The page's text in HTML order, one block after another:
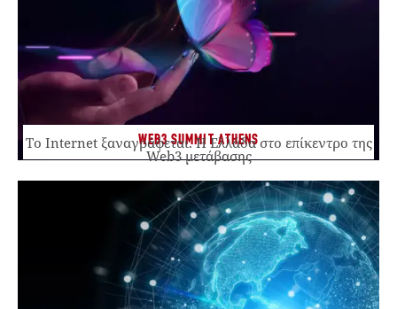
WEB3 SUMMIT ATHENS
Το Internet ξαναγράφεται. Η Ελλάδα στο επίκεντρο της
Web3 μετάβασης